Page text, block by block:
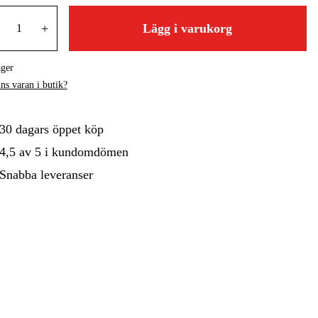
Hem & Fritid Kampanjer
+ Lägg i varukorg
varan i butik?
30 dagars öppet köp
4,5 av 5 i kundomdömen
Snabba leveranser